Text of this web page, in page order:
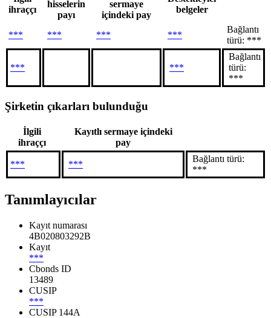
ihraççı
hisselerin
payı
sermaye
içindeki pay
belgeler
*** *** *** ***
Bağlantı
türü: ***
*** ***
Bağlantı
türü:
***
Şirketin çıkarları bulunduğu
İlgili
ihraççı
Kayıtlı sermaye içindeki
pay
*** ***
Bağlantı türü:
***
Tanımlayıcılar
Kayıt numarası
4B020803292B
Kayıt
***
Cbonds ID
13489
CUSIP
***
CUSIP 144A